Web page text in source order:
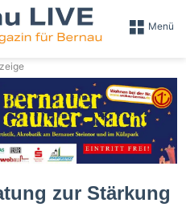
Menü
zur Stärkung